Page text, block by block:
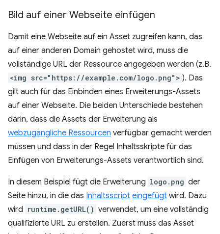
Bild auf einer Webseite einfügen
Damit eine Webseite auf ein Asset zugreifen kann, das
auf einer anderen Domain gehostet wird, muss die
vollständige URL der Ressource angegeben werden (z.B.
<img src="https://example.com/logo.png"> ). Das
gilt auch für das Einbinden eines Erweiterungs-Assets
auf einer Webseite. Die beiden Unterschiede bestehen
darin, dass die Assets der Erweiterung als
webzugängliche Ressourcen verfügbar gemacht werden
müssen und dass in der Regel Inhaltsskripte für das
Einfügen von Erweiterungs-Assets verantwortlich sind.
In diesem Beispiel fügt die Erweiterung logo.png der
Seite hinzu, in die das Inhaltsscript eingefügt wird. Dazu
wird runtime.getURL() verwendet, um eine vollständig
qualifizierte URL zu erstellen. Zuerst muss das Asset